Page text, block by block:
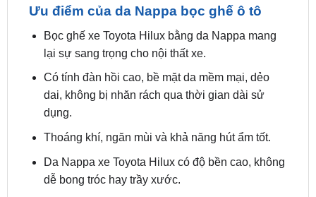
lại sự sang trọng cho nội thất xe.
Có tính đàn hồi cao, bề mặt da mềm mại, dẻo
dai, không bị nhăn rách qua thời gian dài sử
dụng.
Thoáng khí, ngăn mùi và khả năng hút ẩm tốt.
dễ bong tróc hay trầy xước.
Tạo cảm giác êm ái, thoải mái và dễ chịu cho
người ngồi trên xe.